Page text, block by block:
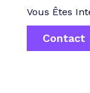
Vous Êtes
Contact